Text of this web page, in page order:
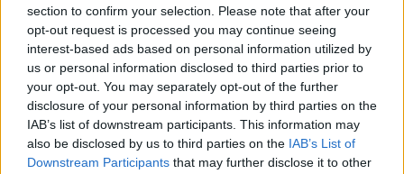
section to confirm your selection. Please note that after your
opt-out request is processed you may continue seeing
interest-based ads based on personal information utilized by
us or personal information disclosed to third parties prior to
your opt-out. You may separately opt-out of the further
disclosure of your personal information by third parties on the
IAB’s list of downstream participants. This information may
also be disclosed by us to third parties on the IAB’s List of
Downstream Participants that may further disclose it to other
Plakja e popullsisë dhe
emigracioni i të rinjve
shqetësuese, 10 mijë
nxënës më pak në arsimin
parauniversitar në 2024-
2025
Shqipëria ka humbur 40%
të popullsisë/ BERZH:
Emigracioni masiv do ulë
ekonominë me 0.4 pikë %
në vit